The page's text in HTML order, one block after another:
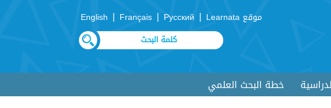
موقع Learnata |
Русский
|
Français
|
English
خطة البحث العلمي